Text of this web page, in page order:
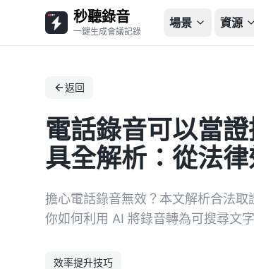
秒聽錄音
一鍵生成會議記錄
場景 資源
返回
電話錄音可以當
具全解析：從法
擔心電話錄音無效？本文解析合法
你如何利用 AI 將錄音轉為可搜尋文
效率提升技巧